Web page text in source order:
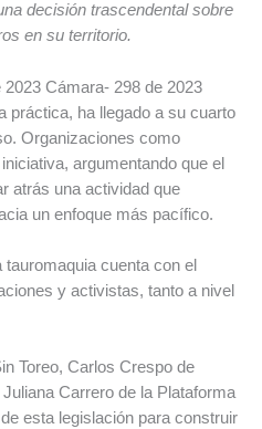
decisión trascendental sobre
en su territorio.
Cámara- 298 de 2023
práctica, ha llegado a su cuarto
Organizaciones como
argumentando que el
atrás una actividad que
un enfoque más pacífico.
cuenta con el
y activistas, tanto a nivel
Toreo, Carlos Crespo de
Carrero de la Plataforma
esta legislación para construir